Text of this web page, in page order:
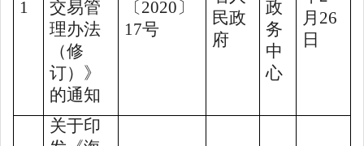
1
交易管
理办法
（修
订）》
的通知
〔2020〕
17号
民政
府
政
务
中
心
月 26
日
关于印